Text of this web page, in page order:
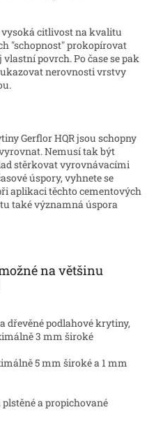
vysoká citlivost na kvalitu
"schopnost" prokopírovat
povrch. Po čase se pak
nerovnosti vrstvy
Gerflor HQR jsou schopny
Nemusí tak být
stěrkovat vyrovnávacími
úspory, vyhnete se
aplikaci těchto cementových
také významná úspora
na většinu
dřevěné podlahové krytiny,
3 mm široké
5 mm široké a 1 mm
a propichované